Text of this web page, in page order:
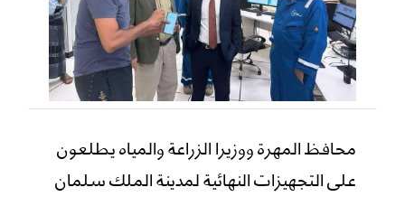
محافظ المهرة ووزيرا الزراعة والمياه يطلعون
على التجهيزات النهائية لمدينة الملك سلمان